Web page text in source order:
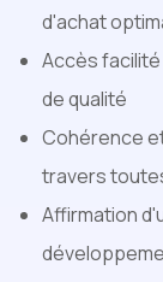
d'achat
Accès
de qualité
Cohérence
travers
Affirmation